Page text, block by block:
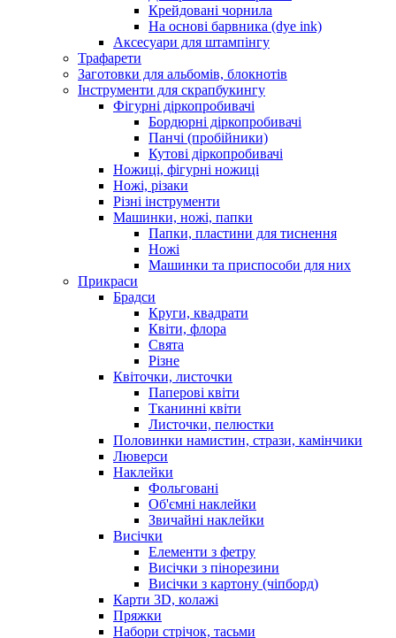
Крейдовані чорнила
На основі барвника (dye ink)
Аксесуари для штампінгу
Трафарети
Заготовки для альбомів, блокнотів
Інструменти для скрапбукингу
Фігурні діркопробивачі
Бордюрні діркопробивачі
Панчі (пробійники)
Кутові діркопробивачі
Ножиці, фігурні ножиці
Ножі, різаки
Різні інструменти
Машинки, ножі, папки
Папки, пластини для тиснення
Ножі
Машинки та приспособи для них
Прикраси
Брадси
Круги, квадрати
Квіти, флора
Свята
Різне
Квіточки, листочки
Паперові квіти
Тканинні квіти
Листочки, пелюстки
Половинки намистин, стрази, камінчики
Люверси
Наклейки
Фольговані
Об'ємні наклейки
Звичайні наклейки
Висічки
Елементи з фетру
Висічки з пінорезини
Висічки з картону (чіпборд)
Карти 3D, колажі
Пряжки
Набори стрічок, тасьми